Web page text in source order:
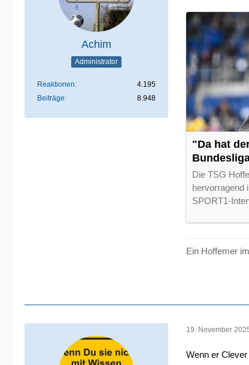
Achim
Administrator
Reaktionen
4.195
Beiträge
8.948
"Da hat
Die TSG
hervorragend
SPORT1-
Ein Hoffemer
19. November
Wenn er